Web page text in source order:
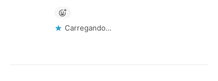
Carregando...